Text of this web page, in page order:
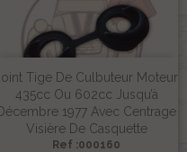
Tige De Culbuteur Moteur
435cc Ou 602cc Jusqu’à
1977 Avec Centrage
Visière De Casquette
Ref :000160